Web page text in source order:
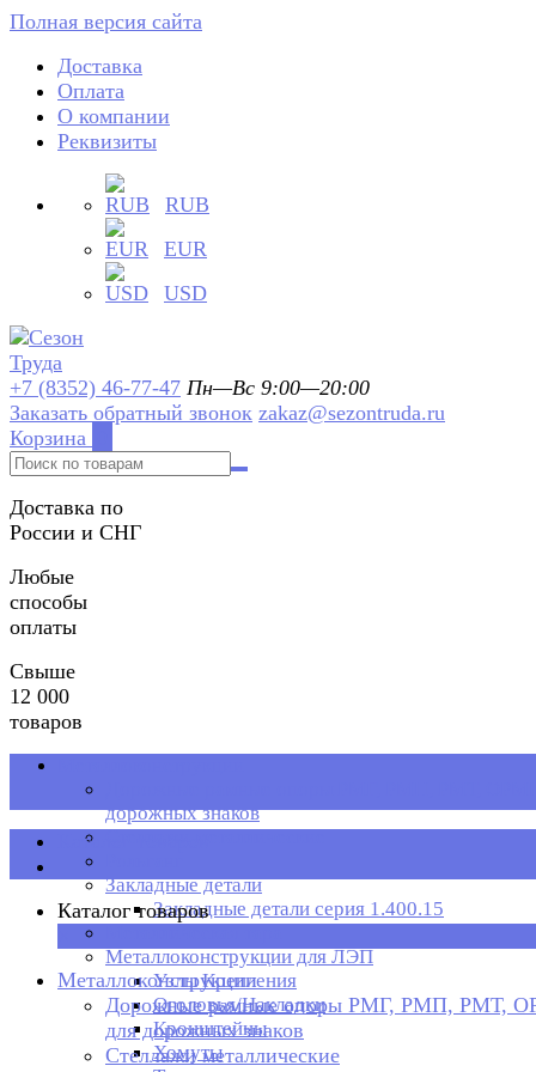
Полная версия сайта
Доставка
Оплата
О компании
Реквизиты
RUB
EUR
USD
+7 (8352) 46-77-47 Пн—Вс 9:00—20:00
Заказать обратный звонок zakaz@sezontruda.ru
Корзина
Доставка по
России и СНГ
Любые
способы
оплаты
Свыше
12 000
товаров
дорожных знаков
Стеллажи металлические
Закладные детали
Закладные детали серия 1.400.15
Металлоконструкции для ЛЭП
Узлы Крепления
Оголовья/Накладки
Кронштейны
Хомуты
Каталог товаров
Каталог товаров
Металлоконструкции
Дорожные рамные опоры РМГ, РМП, РМТ,
для дорожных знаков
Стеллажи металлические